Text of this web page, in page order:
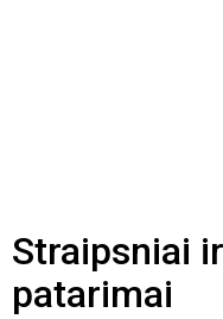
Straipsniai
patarimai